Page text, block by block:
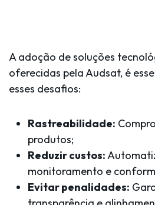
A adoção de soluções
oferecidas pelaAudsat, é
esses desafios:
Rastreabilidade:
produtos;
Reduzir custos:
monitoramento e
Evitar penalidades: